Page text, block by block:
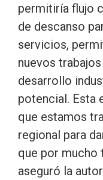
permitiría flujo
de descanso
servicios,
nuevos
desarrollo
potencial. Esta
que estamos
regional para
que por mucho
aseguró la